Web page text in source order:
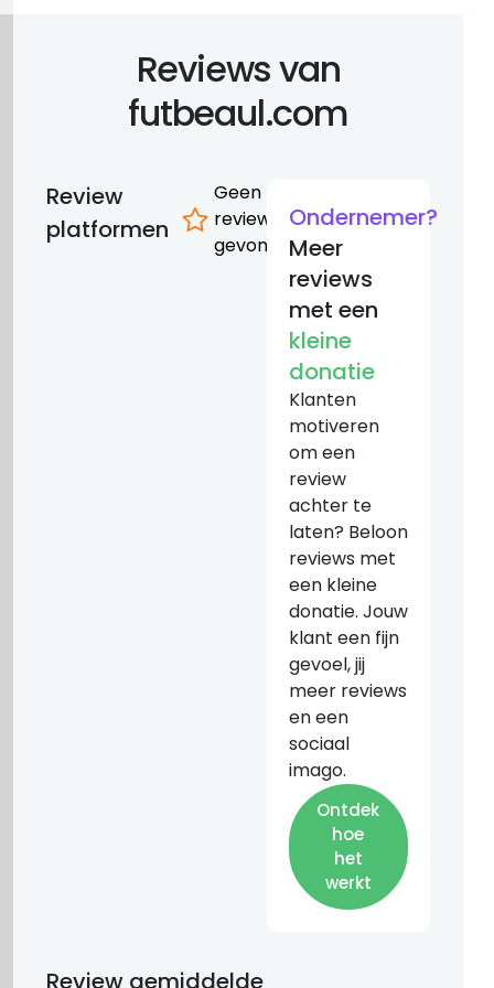
Reviews van
futbeaul.com
Review
platformen
Geen
reviews
gevonden
Ondernemer?
Meer
reviews
met een
kleine
donatie
Klanten
motiveren
om een
review
achter te
laten? Beloon
reviews met
een kleine
donatie. Jouw
klant een fijn
gevoel, jij
meer reviews
en een
sociaal
imago.
Ontdek
hoe
het
werkt
Review gemiddelde